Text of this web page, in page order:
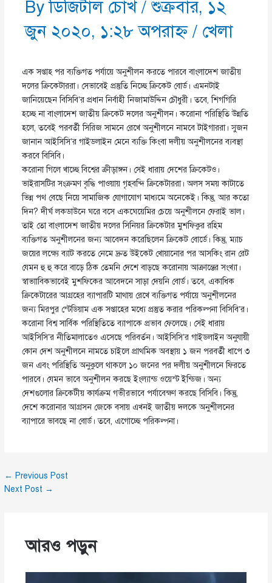
Byডিজিটাল চোখ/শুক্রবার, ১২
জুন ২০২০, ১:২৮ অপরাহ্ণ/ খেলা
এক সপ্তাহ পর ব্যক্তিগত পর্যায়ে অনুশীলন করতে পারবে বাংলাদেশ জাতীয়
দলের ক্রিকেটাররা। সেভাবেই প্রস্তুতি নিচ্ছে ক্রিকেট বোর্ড। এমনটাই
জানিয়েছেন বিসিবি’র প্রধান নির্বাহী নিজামাউদ্দিন চৌধুরী। তবে, শিগগিরি
হচ্ছে না বাংলাদেশ জাতীয় ক্রিকেট দলের অনুশীলন। করোনা পরিস্থিতি উন্নতি
হলে, তবেই পরবর্তী সিরিজ সামনে রেখে অনুশীলনে নামবে টাইগাররা। সুজন
জানান আইসিসি’র গাইডলাইন মেনে ব্যক্তি কিংবা দলীয় অনুশীলনের ব্যবস্থা
করবে বিসিবি।
করোনা গিলে খাচ্ছে বিশ্বের ক্রীড়াঙ্গন। সেই ধারায় দেশের ক্রিকেটও।
ভাইরাসটির সংক্রমণ বৃদ্ধি পাওয়ায় গৃহবন্দি ক্রিকেটাররা। অলস সময় কাটাতে
ভিন্ন পথ বেছে নিয়ে সামাজিক যোগাযোগ মাধ্যমে অনেকেই। কিন্তু, আর কতো
দিন? দীর্ঘ লকডাউনে ঘরে বসে একঘেয়েমির চেয়ে অনুশীলনে ফেরাই ভাল।
তাই তো বাংলাদেশ জাতীয় দলের সিনিয়র ক্রিকেটার মুশফিকুর রহিম
ব্যক্তিগত অনুশীলনের জন্য আবেদন করেছিলেন ক্রিকেট বোর্ডে। কিন্তু, ম্যাচ
জয়ের লক্ষ্যে ব্যাট করতে নেমে দ্রুত উইকেট খোয়ানোর পর আসকিং রান রেট
যেমন হু হু করে বাড়ে ঠিক তেমনি দেশে বাড়ছে করোনায় আক্রান্তের সংখ্যা।
স্বাভাাবিকভাবেই মুশফিকের আবেদনে সাড়া দেয়নি বোর্ড। তবে, একাধিক
ক্রিকেটারের আগ্রহের ব্যাপারটি মাথায় রেখে ব্যক্তিগত পর্যায়ে অনুশীলনের
জন্য মিরপুর স্টেডিয়াম এক সপ্তাহের মধ্যে প্রস্তুত করার পরিকল্পনা বিসিবি’র।
করোনা বিশ্ব সার্বিক পরিস্থিতিতে ব্যাপাকে প্রভাব ফেলেছে। সেই ধারায়
আইসিসি’র নীতিমালাতেও এসেছে পরিবর্তন। আইসিসি’র গাইডলাইন অনুযায়ী
কোন দেশ অনুশীলনে নামতে চাইলে প্রাথমিক অবস্থায় ১ জন পরবর্তী ধাপে ৩
জন এবং পরিস্থিতি অনুকুলে থাকলে ১০ জনের পর দলীয় অনুশীলনে ফিরতে
পারবে। যেমন ভাবে অনুশীলন করছে ইংল্যান্ড ওয়েস্ট ইন্ডিজ। অন্য
দেশগুলোর ক্রিকেটীয় কার্যক্রম গভীরভাবে পর্যাবেক্ষণ করছে বিসিবি। কিন্তু,
দেশে করোনার আগ্রসন জেকে বসায় এখনই জাতীয় দলকে অনুশীলনের
ব্যাপারে ভাবছে না বোর্ড। তবে, এগোচ্ছে পরিকল্পনা।
← Previous Post
Next Post →
আরও পড়ুন